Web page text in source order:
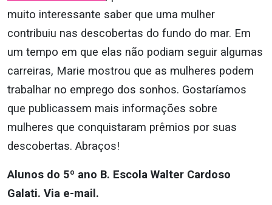
muito interessante saber que uma mulher
contribuiu nas descobertas do fundo do mar. Em
um tempo em que elas não podiam seguir algumas
carreiras, Marie mostrou que as mulheres podem
trabalhar no emprego dos sonhos. Gostaríamos
que publicassem mais informações sobre
mulheres que conquistaram prêmios por suas
descobertas. Abraços!
Alunos do 5º ano B. Escola Walter Cardoso
Galati. Via e-mail.